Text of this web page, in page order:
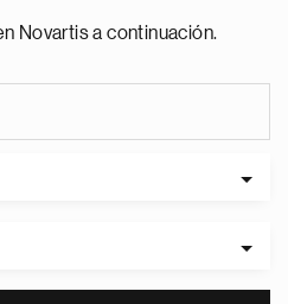
Novartis a continuación.